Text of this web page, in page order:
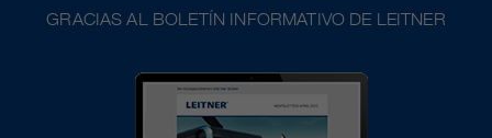
GRACIAS AL BOLETÍN INFORMATIVO DE LEITNER